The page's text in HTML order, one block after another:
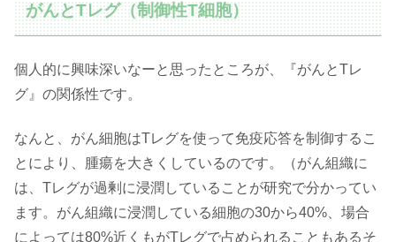
がんとTレグ（制御性T細胞）
個人的に興味深いなーと思ったところが、『がんとTレ
グ』の関係性です。
なんと、がん細胞はTレグを使って免疫応答を制御するこ
とにより、腫瘍を大きくしているのです。（がん組織に
は、Tレグが過剰に浸潤していることが研究で分かってい
ます。がん組織に浸潤している細胞の30から40%、場合
によっては80%近くもがTレグで占められることもあるそ